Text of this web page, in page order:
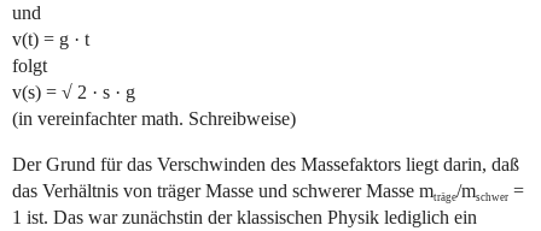
und
v(t) = g · t
folgt
v(s) = √ 2 · s · g
(in vereinfachter math. Schreibweise)
Der Grund für das Verschwinden des Massefaktors liegt darin, daß
das Verhältnis von träger Masse und schwerer Masse mträge/mschwer =
1 ist. Das war zunächstin der klassischen Physik lediglich ein